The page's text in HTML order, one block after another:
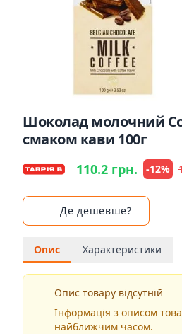
Шоколад молочний
смаком кави 100г
110.2 грн. -12%
Де дешевше?
Опис Характеристики
Опис товару відсутній
Інформація з описом
найближчим часом.